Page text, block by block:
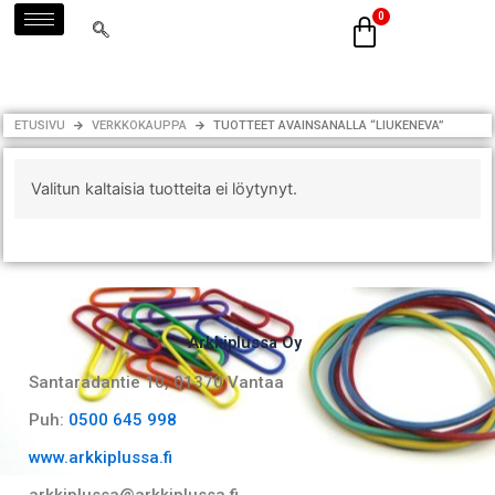
Siirry
sisältöön
ETUSIVU VERKKOKAUPPA TUOTTEET AVAINSANALLA “LIUKENEVA”
Valitun kaltaisia tuotteita ei löytynyt.
Arkkiplussa Oy
Santaradantie 10, 01370 Vantaa​
Puh: 0500 645 998
www.arkkiplussa.fi